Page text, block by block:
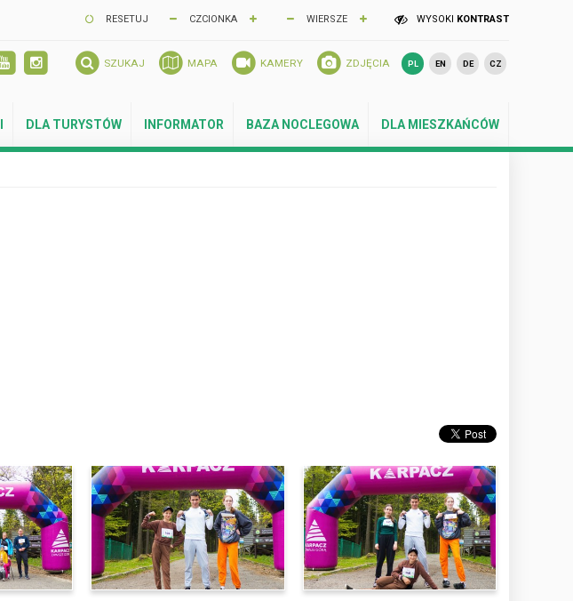
RESETUJ CZCIONKA WIERSZE WYSOKI KONTRAST
SZUKAJ MAPA KAMERY ZDJĘCIA PL EN DE CZ
DLA TURYSTÓW INFORMATOR BAZA NOCLEGOWA DLA MIESZKAŃCÓW